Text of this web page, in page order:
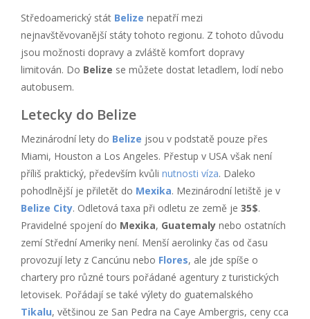
Středoamerický stát Belize nepatří mezi
nejnavštěvovanější státy tohoto regionu. Z tohoto důvodu
jsou možnosti dopravy a zvláště komfort dopravy
limitován. Do Belize se můžete dostat letadlem, lodí nebo
autobusem.
Letecky do Belize
Mezinárodní lety do Belize jsou v podstatě pouze přes
Miami, Houston a Los Angeles. Přestup v USA však není
příliš praktický, především kvůli nutnosti víza. Daleko
pohodlnější je přiletět do Mexika. Mezinárodní letiště je v
Belize City. Odletová taxa při odletu ze země je 35$.
Pravidelné spojení do Mexika, Guatemaly nebo ostatních
zemí Střední Ameriky není. Menší aerolinky čas od času
provozují lety z Cancúnu nebo Flores, ale jde spíše o
chartery pro různé tours pořádané agentury z turistických
letovisek. Pořádají se také výlety do guatemalského
Tikalu, většinou ze San Pedra na Caye Ambergris, ceny cca